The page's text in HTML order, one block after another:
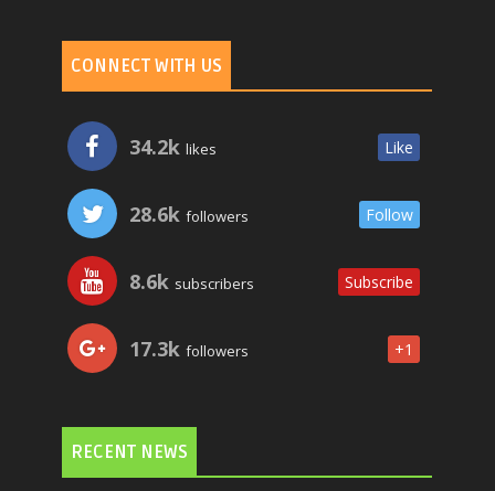
CONNECT WITH US
34.2k likes Like
28.6k followers Follow
8.6k subscribers Subscribe
17.3k followers +1
RECENT NEWS